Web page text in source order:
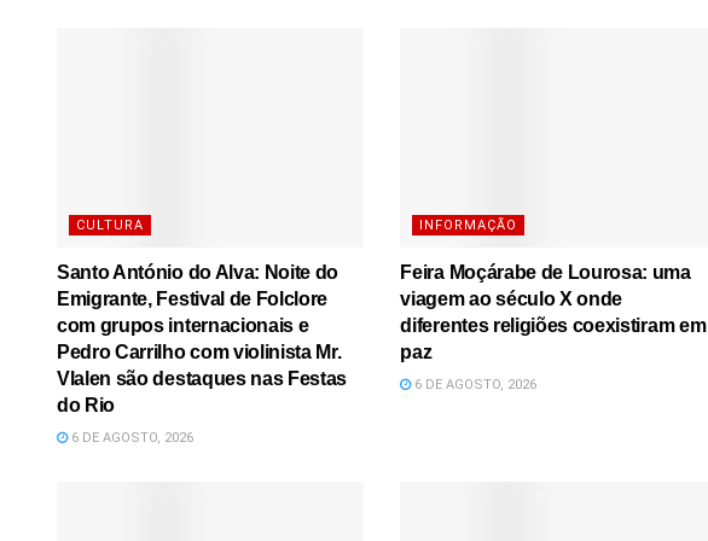
CULTURA
Santo António do Alva: Noite do
Emigrante, Festival de Folclore
com grupos internacionais e
Pedro Carrilho com violinista Mr.
Vlalen são destaques nas Festas
do Rio
6 DE AGOSTO, 2026
INFORMAÇÃO
Feira Moçárabe de Lourosa: uma
viagem ao século X onde
diferentes religiões coexistiram em
paz
6 DE AGOSTO, 2026